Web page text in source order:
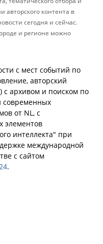
контента в
сегодня и сейчас.
и регионе можно
с мест событий по
авторский
с архивом и поиском по
современных
от NL, с
элементов
интеллекта" при
международной
с сайтом
.